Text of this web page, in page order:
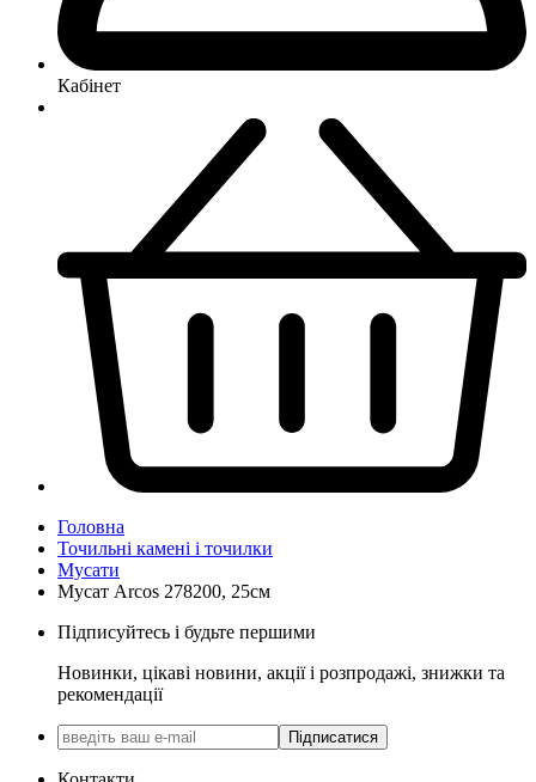
Кабінет
Головна
Точильні камені і точилки
Мусати
Мусат Arcos 278200, 25см
Підписуйтесь і будьте першими
Новинки, цікаві новини, акції і розпродажі, знижки та
рекомендації
Підписатися